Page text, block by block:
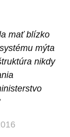
mať blízko
mýta
nikdy